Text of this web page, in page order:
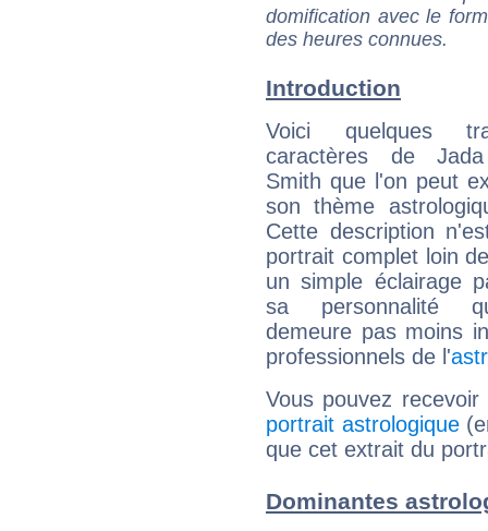
domification avec le
des heures connues.
Introduction
Voici quelques
caractères de
Smith que l'on peut
son thème
Cette description
portrait complet loin
un simple éclairage
sa personnalité
demeure pas moins
professionnels de l'
Vous pouvez
portrait astrologique
que cet extrait du
Dominantes